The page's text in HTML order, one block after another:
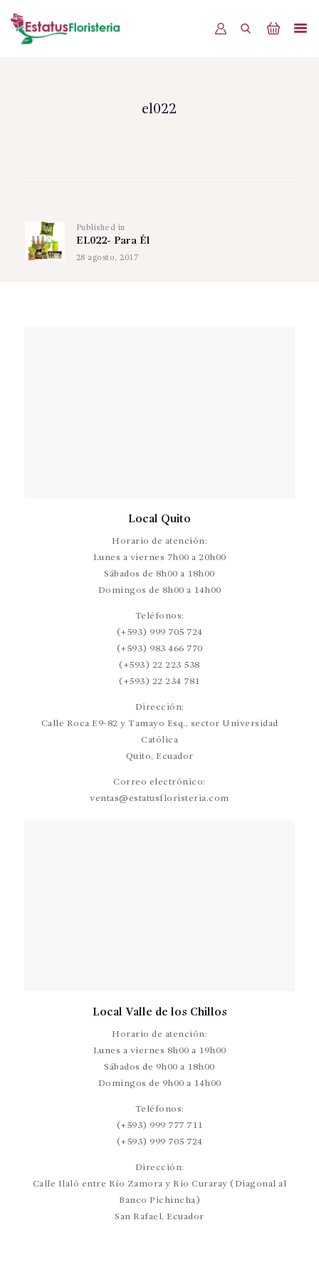
PRODUCTOSel022
entradasPublished in
post:
EL022- Para Él
28 agosto, 2017
Local Quito
Horario de atención:
Lunes a viernes 7h00 a 20h00
Sábados de 8h00 a 18h00
Domingos de 8h00 a 14h00
Teléfonos:
(+593) 999 705 724
(+593) 983 466 770
(+593) 22 223 538
(+593) 22 234 781
Dirección:
Calle Roca E9-82 y Tamayo Esq., sector Universidad
Católica
Quito, Ecuador
Correo electrónico:
ventas@estatusfloristeria.com
Local Valle de los Chillos
Horario de atención:
Lunes a viernes 8h00 a 19h00
Sábados de 9h00 a 18h00
Domingos de 9h00 a 14h00
Teléfonos:
(+593) 999 777 711
(+593) 999 705 724
Dirección:
Calle Ilaló entre Río Zamora y Río Curaray (Diagonal al
Banco Pichincha)
San Rafael, Ecuador